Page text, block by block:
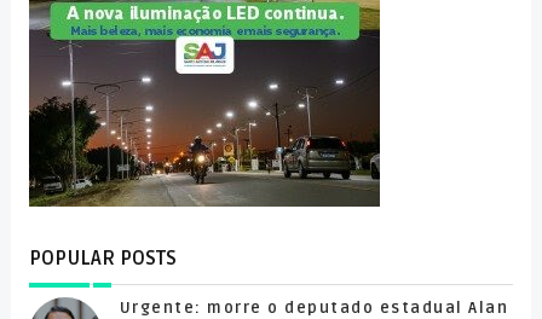
POPULAR POSTS
Urgente: morre o deputado estadual Alan